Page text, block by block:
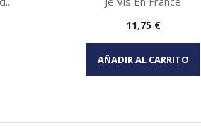
Vista rápida
Precio
11,75 €
AÑADIR AL CARRITO